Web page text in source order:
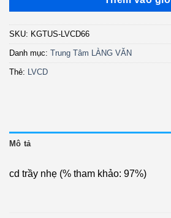
SKU: KGTUS-LVCD66
Danh mục: Trung Tâm LÀNG VĂN
Thẻ: LVCD
Mô tả
cd trầy nhẹ (% tham khảo: 97%)